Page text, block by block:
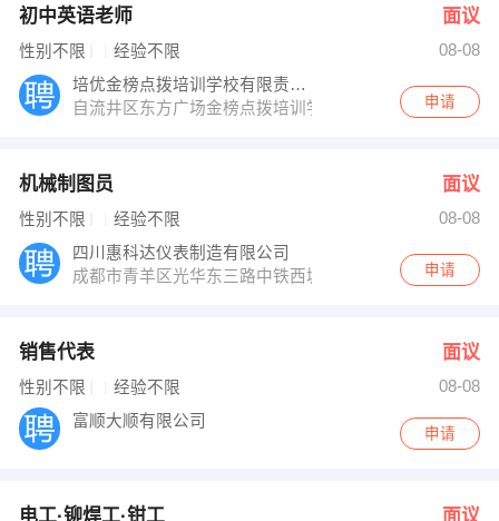
王哥 发布 [销售代表 ] 招聘信息
发布 [项目经理（弱电安防） ] 招聘信息
【宜宾市才汇企业管理有限公司】 强势入驻
初中英语老师 面议
性别不限 经验不限
08-08
培优金榜点拨培训学校有限责任公司
自流井区东方广场金榜点拨培训学校
申请
机械制图员 面议
性别不限 经验不限
08-08
四川惠科达仪表制造有限公司
成都市青羊区光华东三路中铁西城写字楼4幢1单元1114室
申请
销售代表 面议
性别不限 经验不限
08-08
富顺大顺有限公司
申请
电工·铆焊工·钳工 面议